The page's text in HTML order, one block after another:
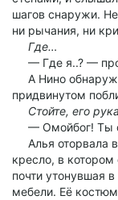
шагов снаружи.
ни рычания, ни
Где…
— Где я..? —
А Нино
придвинутом
Стойте, его
— Омойбог! Ты
Алья оторвала
кресло, в
почти утонувшая
мебели. Её